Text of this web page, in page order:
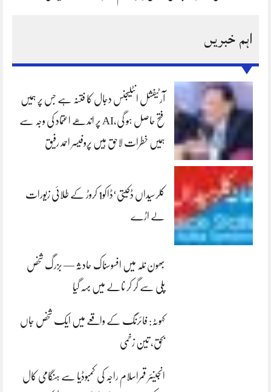
اہم خبریں
آرٹیفشل انٹلیجنس دجال کا فتنہ ہے جس پر ہمیں
فتح حاصل ہو گی،AI پر اندھے اعتماد کی وجہ سے
ہمیں خطرات لاحق ہیں پروفیسر احمد رفیق
کلرسیداں ڈکیتی‘ڈاکو1 کروڑ کے طلائی زیورات
لے اڑے
بھون نلہ میں افسوسناک حادثہ — بزرگ شخص
پلی سے گر کر نالے میں بہہ گیا
کہوٹہ: فائرنگ کے واقعے میں ایک شخص جاں
بحق، تین زخمی
انجینئر قمراسلام راجہ کی کمبوڈیا سے ہنگامی کال